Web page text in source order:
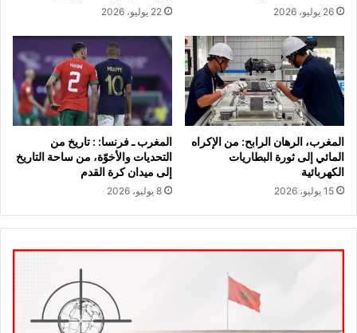
26 يوليو، 2026 22 يوليو، 2026
المغرب، الرهان الرابح: من الإكراه
المائي إلى ثورة البطاريات
الكهربائية
15 يوليو، 2026
المغرب ـ فرنسا: : تاريخ من
التحديات والأخوّة، من ساحة التاريخ
إلى ميدان كرة القدم
8 يوليو، 2026